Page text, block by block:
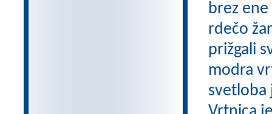
brez
rdečo
prižgali
modra
svetloba